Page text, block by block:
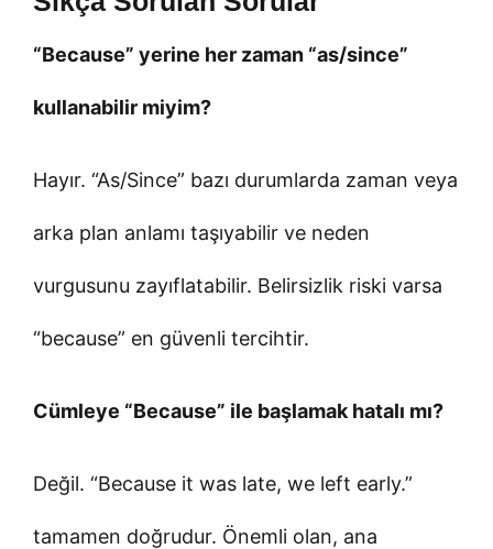
“Because” yerine her zaman “as/since”
kullanabilir miyim?
Hayır. “As/Since” bazı durumlarda zaman veya
arka plan anlamı taşıyabilir ve neden
vurgusunu zayıflatabilir. Belirsizlik riski varsa
“because” en güvenli tercihtir.
Cümleye “Because” ile başlamak hatalı mı?
Değil. “Because it was late, we left early.”
tamamen doğrudur. Önemli olan, ana